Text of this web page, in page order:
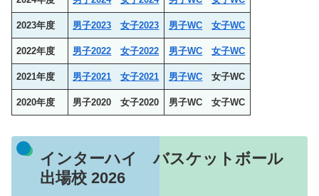
2023年度 男子2023 女子2023 男子WC 女子WC
2022年度 男子2022 女子2022 男子WC 女子WC
2021年度 男子2021 女子2021 男子WC 女子WC
2020年度 男子2020 女子2020 男子WC 女子WC
インターハイ バスケットボール
出場校 2026